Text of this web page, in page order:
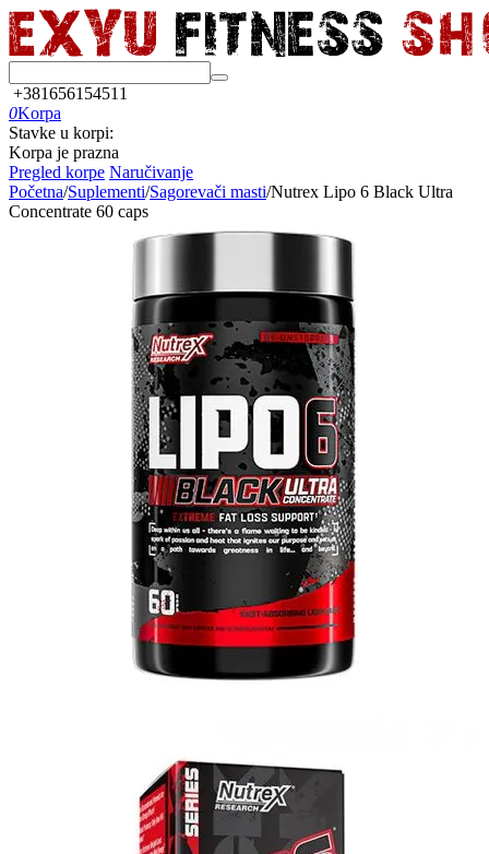
+381656154511
0Korpa
Stavke u korpi:
Korpa je prazna
Pregled korpe Naručivanje
Početna/Suplementi/Sagorevači masti/Nutrex Lipo 6 Black Ultra
Concentrate 60 caps